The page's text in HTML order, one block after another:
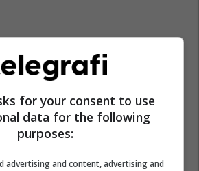
for your consent to use
data for the following
purposes:
advertising and content, advertising and